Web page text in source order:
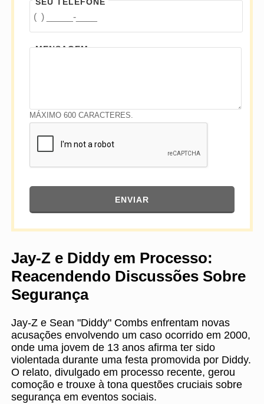
SEU TELEFONE
MENSAGEM
MÁXIMO 600 CARACTERES.
ENVIAR
Jay-Z e Diddy em Processo:
Reacendendo Discussões Sobre
Segurança
Jay-Z e Sean "Diddy" Combs enfrentam novas
acusações envolvendo um caso ocorrido em 2000,
onde uma jovem de 13 anos afirma ter sido
violentada durante uma festa promovida por Diddy.
O relato, divulgado em processo recente, gerou
comoção e trouxe à tona questões cruciais sobre
segurança em eventos sociais.